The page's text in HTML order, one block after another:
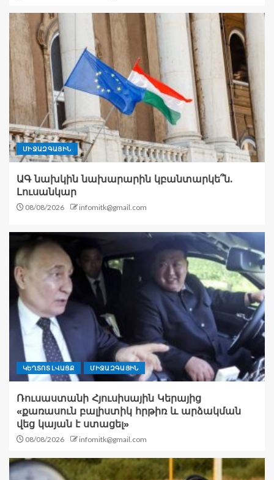
ՄԻՋԱԶԳԱՅԻՆ
ԱԳ նախկին նախարարին կբանտարկե՞ն.
Լուսանկար
08/08/2026 infomitk@gmail.com
ԿԵՂՏՈՏ ԼՎԱՑՔ ՄԻՋԱԶԳԱՅԻՆ
Ռուսաստանի Հյուսիսային Կերայից
«քառասուն բալիստիկ հրթիռ և արձակման
վեց կայան է ստացել»
08/08/2026 infomitk@gmail.com